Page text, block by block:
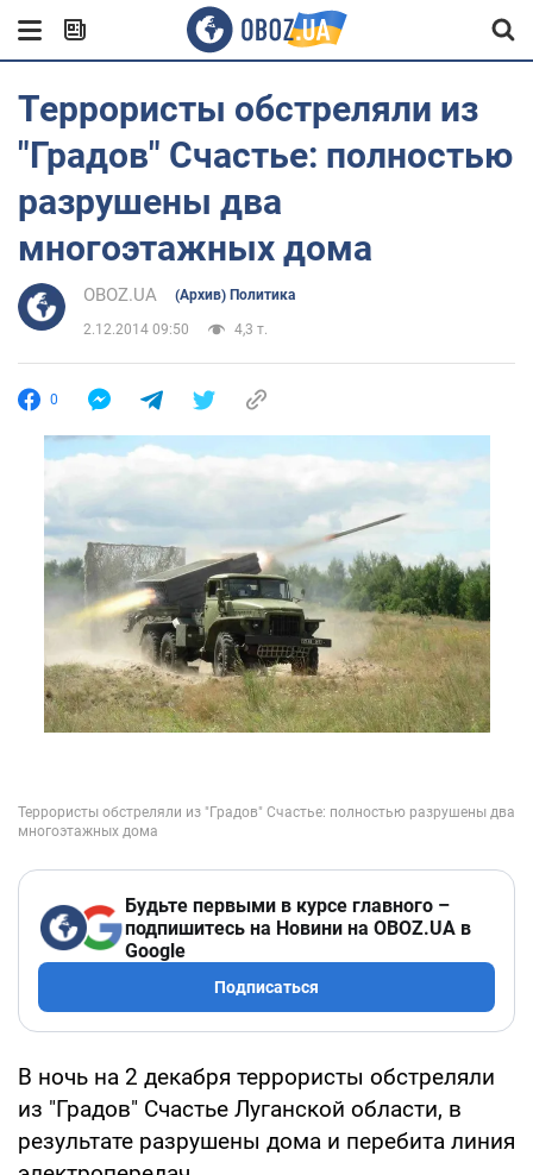
Террористы обстреляли из
"Градов" Счастье: полностью
разрушены два
многоэтажных дома
OBOZ.UA (Архив) Политика
2.12.2014 09:50 4,3 т.
0
Будьте первыми в курсе главного –
подпишитесь на Новини на OBOZ.UA в
Google
Подписаться
В ночь на 2 декабря террористы обстреляли
из "Градов" Счастье Луганской области, в
результате разрушены дома и перебита линия